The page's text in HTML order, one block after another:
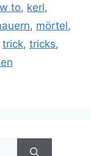
to, kerl,
, mörtel,
trick, tricks,